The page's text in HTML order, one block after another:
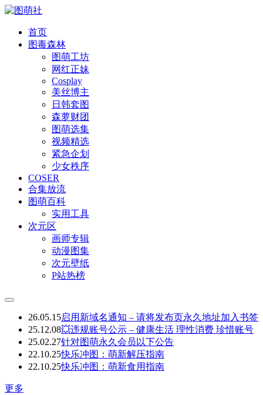
首页
图毒森林
图萌工坊
网红正妹
Cosplay
美丝博主
日韩套图
森萝财团
图萌选集
视频精选
紧急企划
少女秩序
COSER
合集放流
图萌百科
实用工具
次元区
画师专辑
动漫图集
次元壁纸
P站热榜
26.05.15启用新域名通知 – 请将发布页永久地址加入书签
25.12.08💥违规账号公示 – 健康生活 理性消费 珍惜账号
25.02.27针对图萌永久会员以下公告
22.10.25快乐冲图：萌新解压指南
22.10.25快乐冲图：萌新食用指南
更多